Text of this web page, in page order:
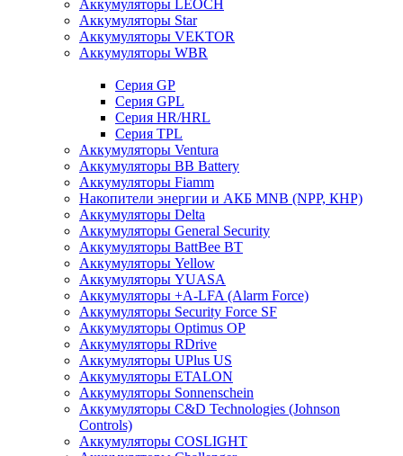
Аккумуляторы LEOCH
Аккумуляторы Star
Аккумуляторы VEKTOR
Аккумуляторы WBR
Cерия GP
Серия GPL
Серия HR/HRL
Серия TPL
Аккумуляторы Ventura
Аккумуляторы BB Battery
Аккумуляторы Fiamm
Накопители энергии и АКБ MNB (NPP, КНР)
Аккумуляторы Delta
Аккумуляторы General Security
Аккумуляторы BattBee BT
Аккумуляторы Yellow
Аккумуляторы YUASA
Аккумуляторы +A-LFA (Alarm Force)
Аккумуляторы Security Force SF
Аккумуляторы Optimus OP
Аккумуляторы RDrive
Аккумуляторы UPlus US
Аккумуляторы ETALON
Аккумуляторы Sonnenschein
Аккумуляторы С&D Technologies (Johnson
Controls)
Аккумуляторы COSLIGHT